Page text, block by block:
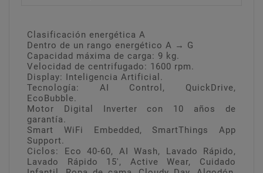
Clasificación energética A
Dentro de un rango energético A → G
Capacidad máxima de carga: 9 kg.
Velocidad de centrifugado: 1600 rpm.
Display: Inteligencia Artificial.
Tecnología: AI Control, QuickDrive,
EcoBubble.
Motor Digital Inverter con 10 años de
garantía.
Smart WiFi Embedded, SmartThings App
Support.
Ciclos: Eco 40-60, AI Wash, Lavado Rápido,
Lavado Rápido 15', Active Wear, Cuidado